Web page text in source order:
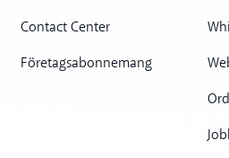
Contact Center
Företagsabonnemang